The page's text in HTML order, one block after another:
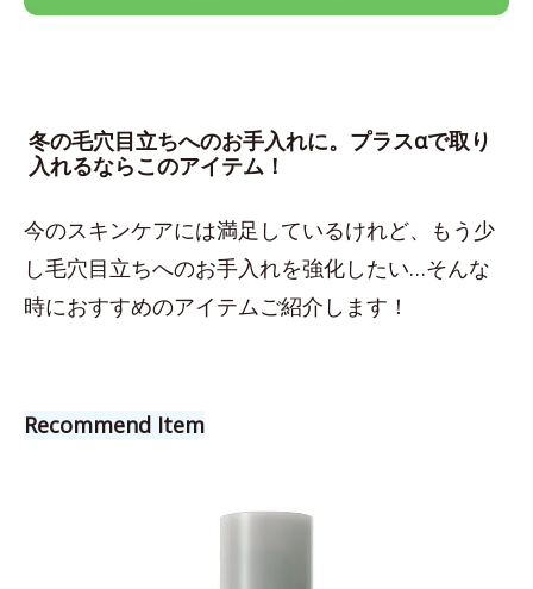
冬の毛穴目立ちへのお手入れに。プラスαで取り
入れるならこのアイテム！
今のスキンケアには満足しているけれど、もう少
し毛穴目立ちへのお手入れを強化したい…そんな
時におすすめのアイテムご紹介します！
Recommend Item